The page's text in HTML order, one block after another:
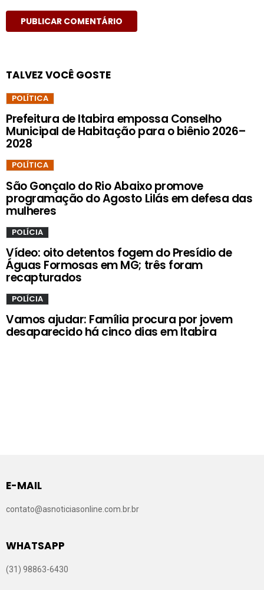
TALVEZ VOCÊ GOSTE
POLÍTICA
Prefeitura de Itabira empossa Conselho
Municipal de Habitação para o biênio 2026–
2028
POLÍTICA
São Gonçalo do Rio Abaixo promove
programação do Agosto Lilás em defesa das
mulheres
POLÍCIA
Vídeo: oito detentos fogem do Presídio de
Águas Formosas em MG; três foram
recapturados
POLÍCIA
Vamos ajudar: Família procura por jovem
desaparecido há cinco dias em Itabira
E-MAIL
contato@asnoticiasonline.com.br.br
WHATSAPP
(31) 98863-6430